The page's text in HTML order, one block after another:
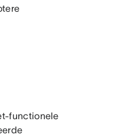
functionele